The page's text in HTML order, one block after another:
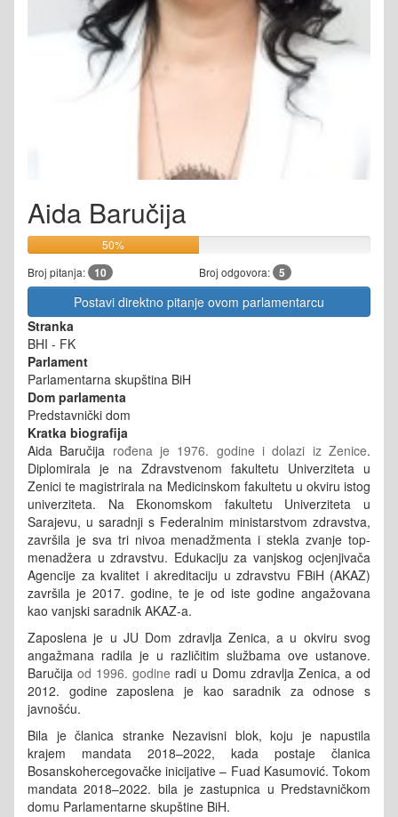
Aida Baručija
50%
Broj pitanja: 10 Broj odgovora: 5
Postavi direktno pitanje ovom parlamentarcu
Stranka
BHI - FK
Parlament
Parlamentarna skupština BiH
Dom parlamenta
Predstavnički dom
Kratka biografija
Aida Baručija rođena je 1976. godine i dolazi iz Zenice.
Diplomirala je na Zdravstvenom fakultetu Univerziteta u
Zenici te magistrirala na Medicinskom fakultetu u okviru istog
univerziteta. Na Ekonomskom fakultetu Univerziteta u
Sarajevu, u saradnji s Federalnim ministarstvom zdravstva,
završila je sva tri nivoa menadžmenta i stekla zvanje top-
menadžera u zdravstvu. Edukaciju za vanjskog ocjenjivača
Agencije za kvalitet i akreditaciju u zdravstvu FBiH (AKAZ)
završila je 2017. godine, te je od iste godine angažovana
kao vanjski saradnik AKAZ-a.
Zaposlena je u JU Dom zdravlja Zenica, a u okviru svog
angažmana radila je u različitim službama ove ustanove.
Baručija od 1996. godine radi u Domu zdravlja Zenica, a od
2012. godine zaposlena je kao saradnik za odnose s
javnošću.
Bila je članica stranke Nezavisni blok, koju je napustila
krajem mandata 2018–2022, kada postaje članica
Bosanskohercegovačke inicijative – Fuad Kasumović. Tokom
mandata 2018–2022. bila je zastupnica u Predstavničkom
domu Parlamentarne skupštine BiH.